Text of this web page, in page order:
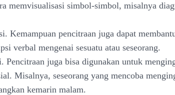
memvisualisasi simbol-simbol, misalnya
Kemampuan pencitraan juga dapat
verbal mengenai sesuatu atau seseorang.
Pencitraan juga bisa digunakan untuk
Misalnya, seseorang yang mencoba
kemarin malam.